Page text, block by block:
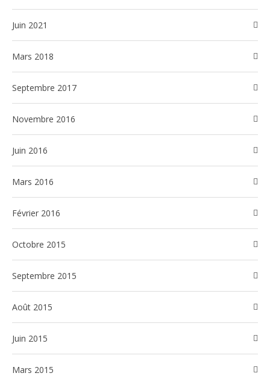
juin 2021
mars 2018
septembre 2017
novembre 2016
juin 2016
mars 2016
février 2016
octobre 2015
septembre 2015
août 2015
juin 2015
mars 2015